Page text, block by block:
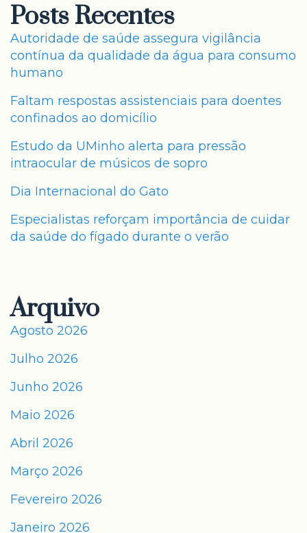
Posts Recentes
Autoridade de saúde assegura vigilância
contínua da qualidade da água para consumo
humano
Faltam respostas assistenciais para doentes
confinados ao domicílio
Estudo da UMinho alerta para pressão
intraocular de músicos de sopro
Dia Internacional do Gato
Especialistas reforçam importância de cuidar
da saúde do fígado durante o verão
Arquivo
Agosto 2026
Julho 2026
Junho 2026
Maio 2026
Abril 2026
Março 2026
Fevereiro 2026
Janeiro 2026